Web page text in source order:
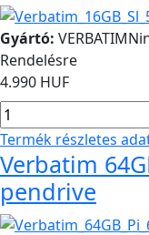
Gyártó: VERBATIM
Rendelésre
4.990 HUF
Termék részletes
Verbatim
pendrive